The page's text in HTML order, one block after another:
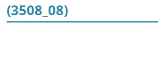
(3508_08)